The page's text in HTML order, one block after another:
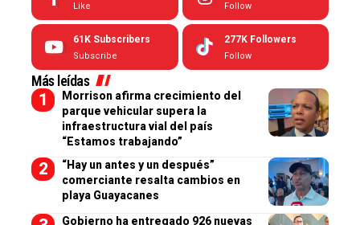
Like Follow
61K Subscribers
Subscribe
277K Followers
Follow
Más leídas
Morrison afirma crecimiento del
parque vehicular supera la
infraestructura vial del país
“Estamos trabajando”
“Hay un antes y un después”
comerciante resalta cambios en
playa Guayacanes
Gobierno ha entregado 926 nuevas